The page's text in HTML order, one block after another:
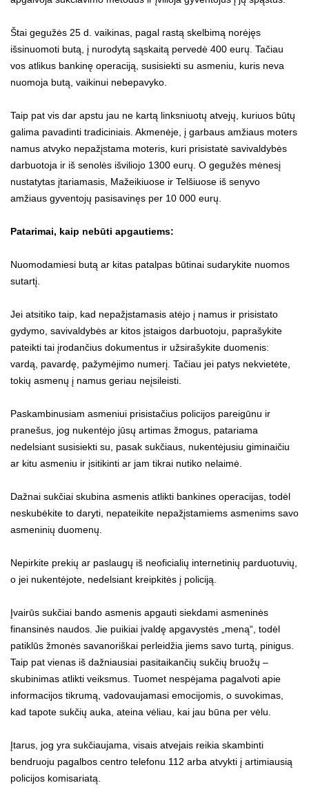
Štai gegužės 25 d. vaikinas, pagal rastą skelbimą norėjęs
išsinuomoti butą, į nurodytą sąskaitą pervedė 400 eurų. Tačiau
vos atlikus bankinę operaciją, susisiekti su asmeniu, kuris neva
nuomoja butą, vaikinui nebepavyko.
Taip pat vis dar apstu jau ne kartą linksniuotų atvejų, kuriuos būtų
galima pavadinti tradiciniais. Akmenėje, į garbaus amžiaus moters
namus atvyko nepažįstama moteris, kuri prisistatė savivaldybės
darbuotoja ir iš senolės išviliojo 1300 eurų. O gegužės mėnesį
nustatytas įtariamasis, Mažeikiuose ir Telšiuose iš senyvo
amžiaus gyventojų pasisavinęs per 10 000 eurų.
Patarimai, kaip nebūti apgautiems:
Nuomodamiesi butą ar kitas patalpas būtinai sudarykite nuomos
sutartį.
Jei atsitiko taip, kad nepažįstamasis atėjo į namus ir prisistato
gydymo, savivaldybės ar kitos įstaigos darbuotoju, paprašykite
pateikti tai įrodančius dokumentus ir užsirašykite duomenis:
vardą, pavardę, pažymėjimo numerį. Tačiau jei patys nekvietėte,
tokių asmenų į namus geriau neįsileisti.
Paskambinusiam asmeniui prisistačius policijos pareigūnu ir
pranešus, jog nukentėjo jūsų artimas žmogus, patariama
nedelsiant susisiekti su, pasak sukčiaus, nukentėjusiu giminaičiu
ar kitu asmeniu ir įsitikinti ar jam tikrai nutiko nelaimė.
Dažnai sukčiai skubina asmenis atlikti bankines operacijas, todėl
neskubėkite to daryti, nepateikite nepažįstamiems asmenims savo
asmeninių duomenų.
Nepirkite prekių ar paslaugų iš neoficialių internetinių parduotuvių,
o jei nukentėjote, nedelsiant kreipkitės į policiją.
Įvairūs sukčiai bando asmenis apgauti siekdami asmeninės
finansinės naudos. Jie puikiai įvaldę apgavystės „meną“, todėl
patiklūs žmonės savanoriškai perleidžia jiems savo turtą, pinigus.
Taip pat vienas iš dažniausiai pasitaikančių sukčių bruožų –
skubinimas atlikti veiksmus. Tuomet nespėjama pagalvoti apie
informacijos tikrumą, vadovaujamasi emocijomis, o suvokimas,
kad tapote sukčių auka, ateina vėliau, kai jau būna per vėlu.
Įtarus, jog yra sukčiaujama, visais atvejais reikia skambinti
bendruoju pagalbos centro telefonu 112 arba atvykti į artimiausią
policijos komisariatą.